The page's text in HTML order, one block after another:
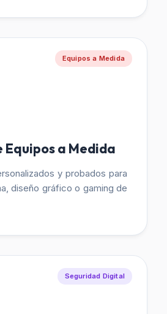
Equipos a Medida
Equipos a Medida
y probados para
diseño gráfico o gaming de
Seguridad Digital